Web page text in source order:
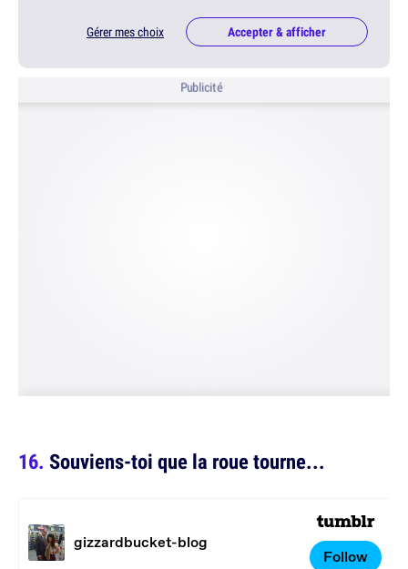
Gérer mes choix Accepter & afficher
Publicité
Souviens-toi que la roue tourne...